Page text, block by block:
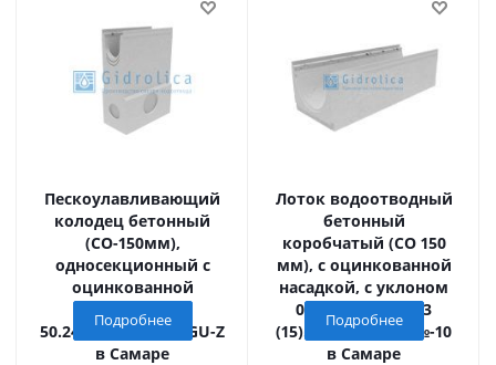
Пескоулавливающий
колодец бетонный
(СО-150мм),
односекционный с
оцинкованной
насадкой ПКП
50.24,7(15).69(65)-BGU-Z
в Самаре
Подробнее
Лоток водоотводный
бетонный
коробчатый (СО 150
мм), с оцинкованной
насадкой, с уклоном
0,5% КUу 100.21,3
(15).17(13)-BGU-Z, №-10
в Самаре
Подробнее